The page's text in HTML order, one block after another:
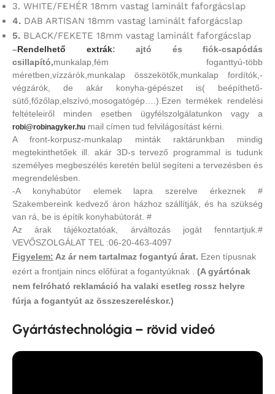
3. WHITE/FEHÉR 18mm vastag laminált faforgácslap
4. DAB ARTISAN 18mm vastag laminált faforgácslap
5. BLACK/FEKETE 18mm vastag laminált faforgácslap
–Rendelhető extrák: ajtó és fiók-csapódás
csillapító,munkalap,fém foganttyú-több
méretben,vízzárók,munkalap összekötők,munkalap fordítók,-
végzárók, de akár konyha-gépészet is( beépíthető-
sütő,főzőlap,elszívó,mosogatógép….).Ezen termékek rendelési
feltételeiről minden esetben ügyfélszolgálatunkon vagy a
robi@robinagyker.hu mail címen tud felvilágosítást kérni.
A front-korpusz-munkalap minták raktárunkban mindig
megtekinthetőek ill. akár 3D-s tervező programmal is tudunk
személyes megbeszélés keretén belül segíteni a tervezésben és
megrendelésben.
-A konyhabútor elemek lapra szerelve érkeznek #
Szakembereink kedvező áron házhoz szállítják, és ha szükség
van rá, be is építik konyhabútorát. #
Az árak tájékoztatóak, árváltozás jogát fenntartjuk.#
VEVŐSZOLGÁLAT TEL :06-20-463-4097
Figyelem: Az ár nem tartalmaz fogantyú árat. Ezen típusnak
ezért a frontjain nincs előfúrat a fogantyúknak . (A gyártónak
nem felróható reklamáció ha valaki esetleg rossz helyre
fúrja a fogantyút az összeszereléskor.)
Gyártástechnológia – rövid videó